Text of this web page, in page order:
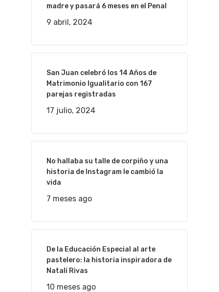
madre y pasará 6 meses en el Penal
9 abril, 2024
San Juan celebró los 14 Años de
Matrimonio Igualitario con 167
parejas registradas
17 julio, 2024
No hallaba su talle de corpiño y una
historia de Instagram le cambió la
vida
7 meses ago
De la Educación Especial al arte
pastelero: la historia inspiradora de
Natalí Rivas
10 meses ago